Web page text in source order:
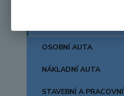
OSOBNÍ AUTA
NÁKLADNÍ AUTA
STAVEBNÍ A PRACOVNÍ